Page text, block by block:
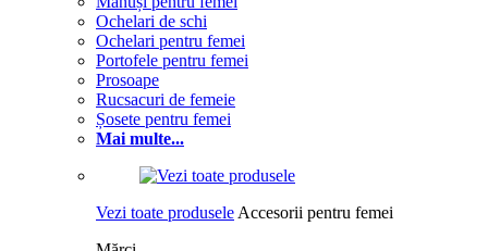
Ochelari de schi
Ochelari pentru femei
Portofele pentru femei
Prosoape
Rucsacuri de femeie
Șosete pentru femei
Mai multe...
Vezi toate produsele Accesorii pentru femei